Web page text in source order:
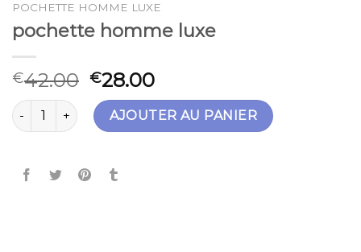
POCHETTE HOMME LUXE
pochette homme luxe
€42.00 €28.00
quantité de pochette homme luxe
AJOUTER AU PANIER